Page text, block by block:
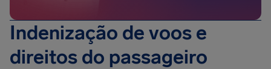
Indenização de voos e
direitos do passageiro